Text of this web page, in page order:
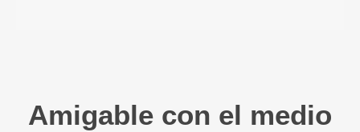
Amigable con el medio